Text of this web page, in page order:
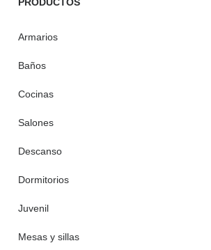
Armarios
Baños
Cocinas
Salones
Descanso
Dormitorios
Juvenil
Mesas y sillas